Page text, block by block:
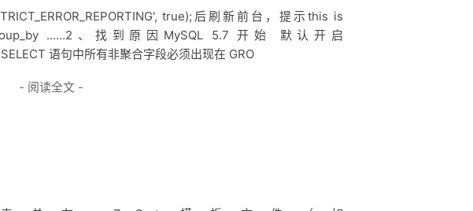
true);后刷新前台，提示this is
……2、找到原因MySQL 5.7 开始 默认开启
语句中所有非聚合字段必须出现在 GRO
- 阅读全文 -